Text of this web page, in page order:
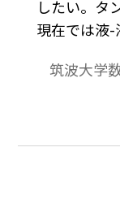
したい。タ
現在では液
ほどは主
イドや回
長期記憶に
しいメカニ
筑波大学